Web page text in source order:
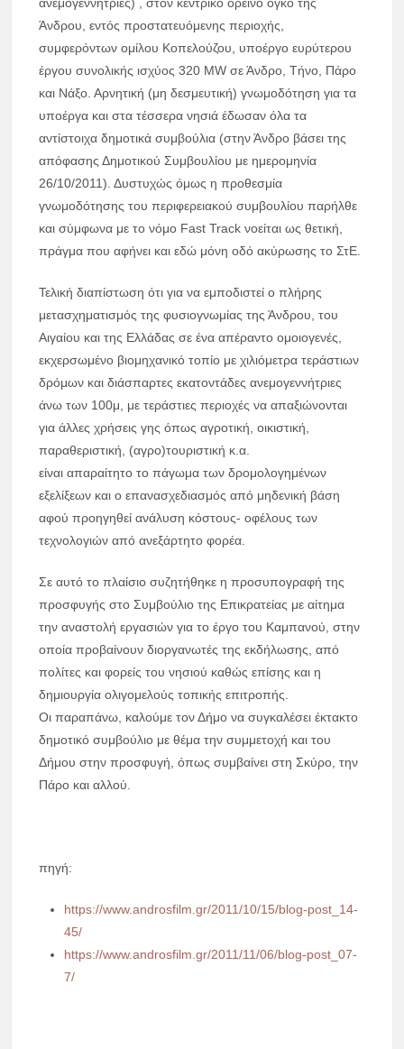
Άνδρου, εντός προστατευόμενης περιοχής,
συμφερόντων ομίλου Κοπελούζου, υποέργο ευρύτερου
έργου συνολικής ισχύος 320 MW σε Άνδρο, Τήνο, Πάρο
και Νάξο. Αρνητική (μη δεσμευτική) γνωμοδότηση για τα
υποέργα και στα τέσσερα νησιά έδωσαν όλα τα
αντίστοιχα δημοτικά συμβούλια (στην Άνδρο βάσει της
απόφασης Δημοτικού Συμβουλίου με ημερομηνία
26/10/2011). Δυστυχώς όμως η προθεσμία
γνωμοδότησης του περιφερειακού συμβουλίου παρήλθε
και σύμφωνα με το νόμο Fast Track νοείται ως θετική,
πράγμα που αφήνει και εδώ μόνη οδό ακύρωσης το ΣτΕ.
Τελική διαπίστωση ότι για να εμποδιστεί ο πλήρης
μετασχηματισμός της φυσιογνωμίας της Άνδρου, του
Αιγαίου και της Ελλάδας σε ένα απέραντο ομοιογενές,
εκχερσωμένο βιομηχανικό τοπίο με χιλιόμετρα τεράστιων
δρόμων και διάσπαρτες εκατοντάδες ανεμογεννήτριες
άνω των 100μ, με τεράστιες περιοχές να απαξιώνονται
για άλλες χρήσεις γης όπως αγροτική, οικιστική,
παραθεριστική, (αγρο)τουριστική κ.α.
είναι απαραίτητο το πάγωμα των δρομολογημένων
εξελίξεων και ο επανασχεδιασμός από μηδενική βάση
αφού προηγηθεί ανάλυση κόστους- οφέλους των
τεχνολογιών από ανεξάρτητο φορέα.
Σε αυτό το πλαίσιο συζητήθηκε η προσυπογραφή της
προσφυγής στο Συμβούλιο της Επικρατείας με αίτημα
την αναστολή εργασιών για το έργο του Καμπανού, στην
οποία προβαίνουν διοργανωτές της εκδήλωσης, από
πολίτες και φορείς του νησιού καθώς επίσης και η
δημιουργία ολιγομελούς τοπικής επιτροπής.
Οι παραπάνω, καλούμε τον Δήμο να συγκαλέσει έκτακτο
δημοτικό συμβούλιο με θέμα την συμμετοχή και του
Δήμου στην προσφυγή, όπως συμβαίνει στη Σκύρο, την
Πάρο και αλλού.
πηγή:
https://www.androsfilm.gr/2011/10/15/blog-post_14-
45/
https://www.androsfilm.gr/2011/11/06/blog-post_07-
7/